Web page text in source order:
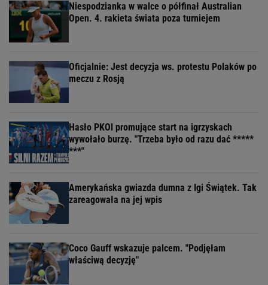
Niespodzianka w walce o półfinał Australian
Open. 4. rakieta świata poza turniejem
Oficjalnie: Jest decyzja ws. protestu Polaków po
meczu z Rosją
Hasło PKOl promujące start na igrzyskach
wywołało burzę. "Trzeba było od razu dać *****
***"
Amerykańska gwiazda dumna z Igi Świątek. Tak
zareagowała na jej wpis
Coco Gauff wskazuje palcem. "Podjęłam
właściwą decyzję"